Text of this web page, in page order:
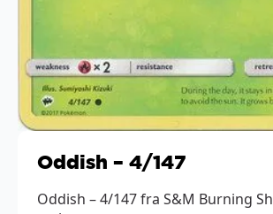
Oddish – 4/147
Oddish – 4/147 fra S&M Burning